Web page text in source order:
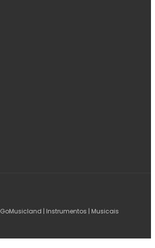
GoMusicland | Instrumentos | Musicais